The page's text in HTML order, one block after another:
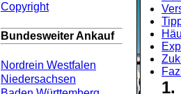
Copyright
Bundesweiter Ankauf
Nordrein Westfalen
Niedersachsen
1.